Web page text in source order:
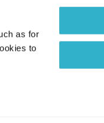
as for
to